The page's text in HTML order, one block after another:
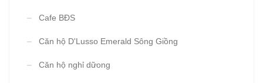
Cafe BĐS
Căn hộ D'Lusso Emerald Sông Giồng
Căn hộ nghỉ dữong